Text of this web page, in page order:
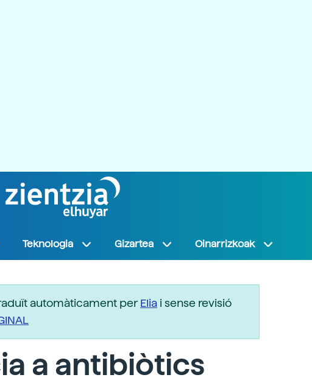
Teknologia Gizartea Oinarrizkoak
automàticament perElia i sense revisió
a antibiòtics